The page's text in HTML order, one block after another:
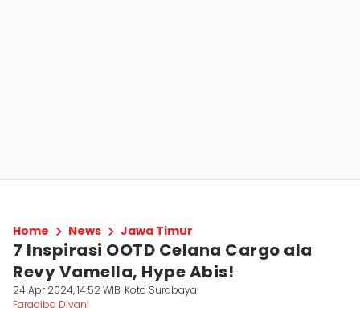
Home News Jawa Timur
7 Inspirasi OOTD Celana Cargo ala
Revy Vamella, Hype Abis!
24 Apr 2024, 14:52 WIB Kota Surabaya
Faradiba Divani